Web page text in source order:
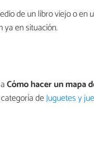
de un libro viejo o en
en situación.
Cómo hacer un mapa
deJuguetes y